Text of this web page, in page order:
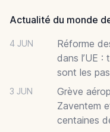
Actualité du monde
4 JUN
Réforme
dans l’UE
sont les
3 JUN
Grève
Zaventem
centaines